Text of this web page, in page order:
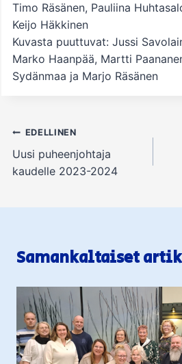
Timo Räsänen, Pauliina
Keijo Häkkinen
Kuvasta puuttuvat: Jussi
Marko Haanpää, Martti
Sydänmaa ja Marjo Räsänen
Artikkelien
selaus
EDELLINEN
Uusi puheenjohtaja
kaudelle 2023-2024
Samankaltaiset